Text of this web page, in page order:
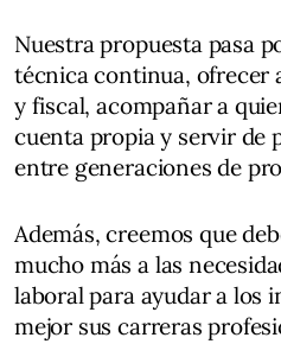
Nuestra propuesta pasa
técnica continua, ofrecer
y fiscal, acompañar a
cuenta propia y servir de
entre generaciones de
Además, creemos que
mucho más a las
laboral para ayudar a los
mejor sus carreras